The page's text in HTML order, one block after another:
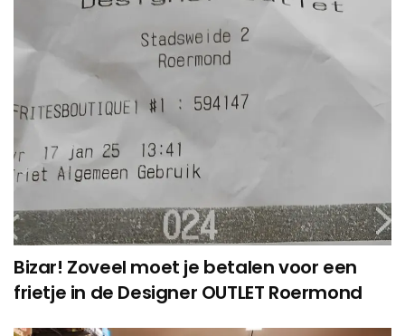
Bizar! Zoveel moet je betalen voor een
frietje in de Designer OUTLET Roermond